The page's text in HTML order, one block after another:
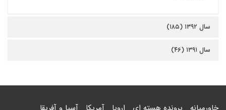
سال ۱۳۹۲ (۱۸۵)
سال ۱۳۹۱ (۴۶)